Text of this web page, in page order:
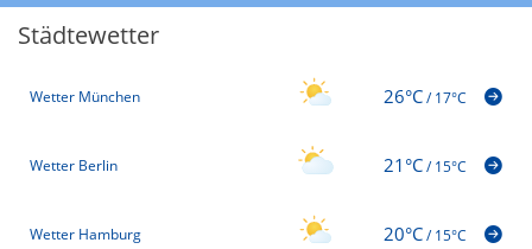
Städtewetter
Wetter München 26°C/17°C
Wetter Berlin 21°C/15°C
Wetter Hamburg 20°C/15°C